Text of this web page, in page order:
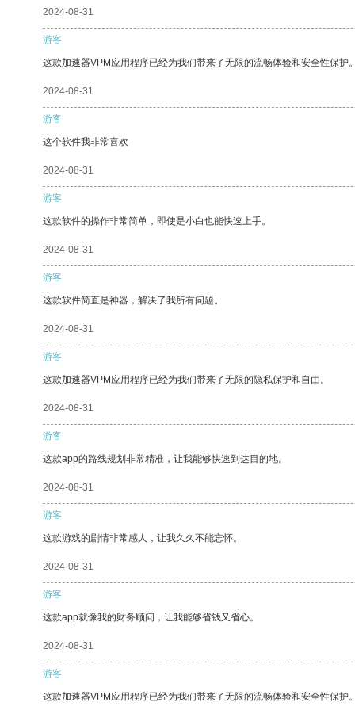
2024-08-31
游客
这款加速器VPM应用程序已经为我们带来了无限的流畅体验和安全性保护
2024-08-31
游客
这个软件我非常喜欢
2024-08-31
游客
这款软件的操作非常简单，即使是小白也能快速上手。
2024-08-31
游客
这款软件简直是神器，解决了我所有问题。
2024-08-31
游客
这款加速器VPM应用程序已经为我们带来了无限的隐私保护和自由。
2024-08-31
游客
这款app的路线规划非常精准，让我能够快速到达目的地。
2024-08-31
游客
这款游戏的剧情非常感人，让我久久不能忘怀。
2024-08-31
游客
这款app就像我的财务顾问，让我能够省钱又省心。
2024-08-31
游客
这款加速器VPM应用程序已经为我们带来了无限的流畅体验和安全性保护